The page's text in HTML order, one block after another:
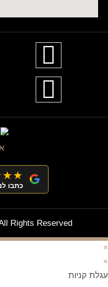
כתבו
Rights Reserved
×
×
עגלת קניות